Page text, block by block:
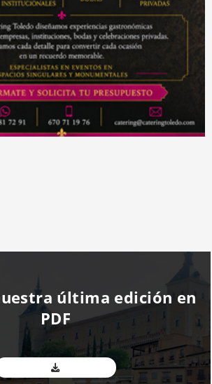
última edición en
PDF